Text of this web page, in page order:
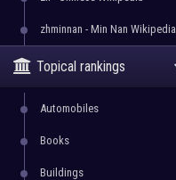
zhminnan - Min Nan Wikipedia
Topical rankings
Automobiles
Books
Buildings